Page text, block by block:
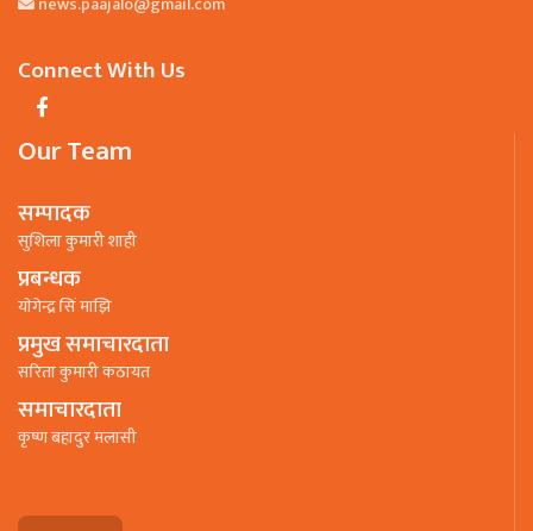
Connect With Us
Our Team
सम्पादक
सुशिला कुमारी शाही
प्रबन्धक
याेगेन्द्र सिं माझि
प्रमुख समाचारदाता
सरिता कुमारी कठायत
समाचारदाता
कृष्ण बहादुर मलासी